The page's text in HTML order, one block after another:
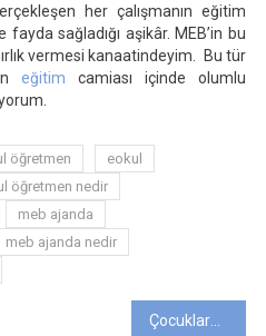
her çalışmanın eğitim
sağladığı aşikâr. MEB’in bu
vermesi kanaatindeyim. Bu tür
eğitim camiası içinde olumlu
öğretmen
eokul
öğretmen nedir
meb ajanda
meb ajanda nedir